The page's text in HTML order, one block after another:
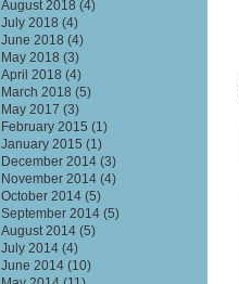
August 2018 (4)
July 2018 (4)
June 2018 (4)
May 2018 (3)
April 2018 (4)
March 2018 (5)
May 2017 (3)
February 2015 (1)
January 2015 (1)
December 2014 (3)
November 2014 (4)
October 2014 (5)
September 2014 (5)
August 2014 (5)
July 2014 (4)
June 2014 (10)